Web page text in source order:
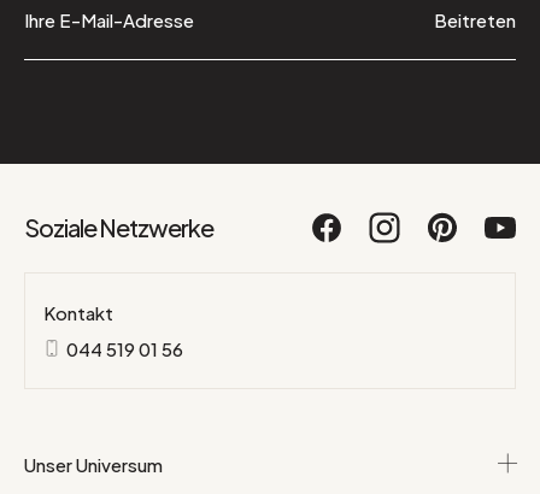
Beitreten
Soziale Netzwerke
Kontakt
044 519 01 56
Unser Universum